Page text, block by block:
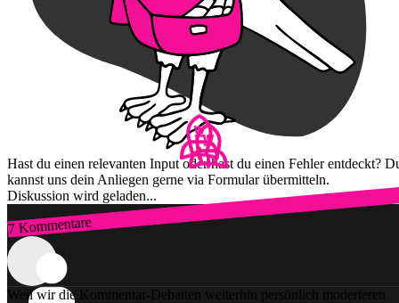
Hast du einen relevanten Input oder hast du einen Fehler entdeckt?
kannst uns dein Anliegen gerne via Formular übermitteln.
Diskussion wird geladen...
7 Kommentare
Zum Login
Weil wir die Kommentar-Debatten weiterhin persönlich moderieren